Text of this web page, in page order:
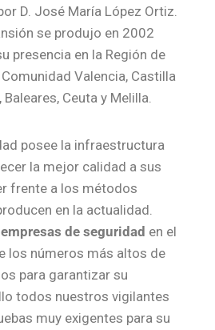
D. José María López Ortiz.
se produjo en 2002
presencia en la Región de
Valencia, Castilla
Ceuta y Melilla.
posee la infraestructura
la mejor calidad a sus
frente a los métodos
en la actualidad.
empresas de seguridad en el
los números más altos de
para garantizar su
todos nuestros vigilantes
muy exigentes para su